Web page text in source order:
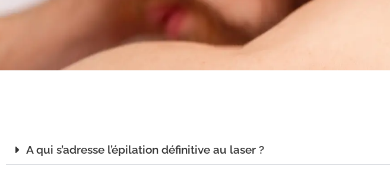
A qui s’adresse l’épilation définitive au laser ?